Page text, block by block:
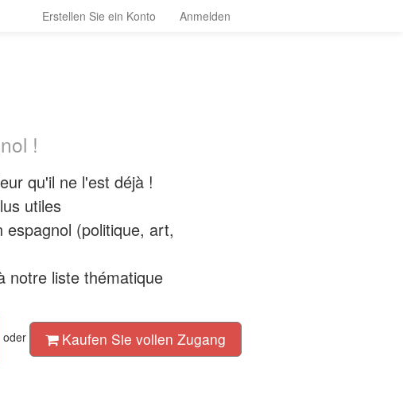
Erstellen Sie ein Konto Anmelden
!
qu'il ne l'est déjà !
utiles
(politique, art,
notre liste thématique
oder Kaufen Sie vollen Zugang